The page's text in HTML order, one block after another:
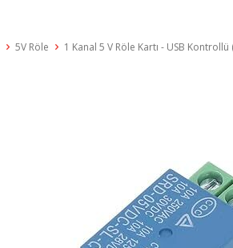
5V Röle 1 Kanal 5 V Röle Kartı - USB Kontrollü